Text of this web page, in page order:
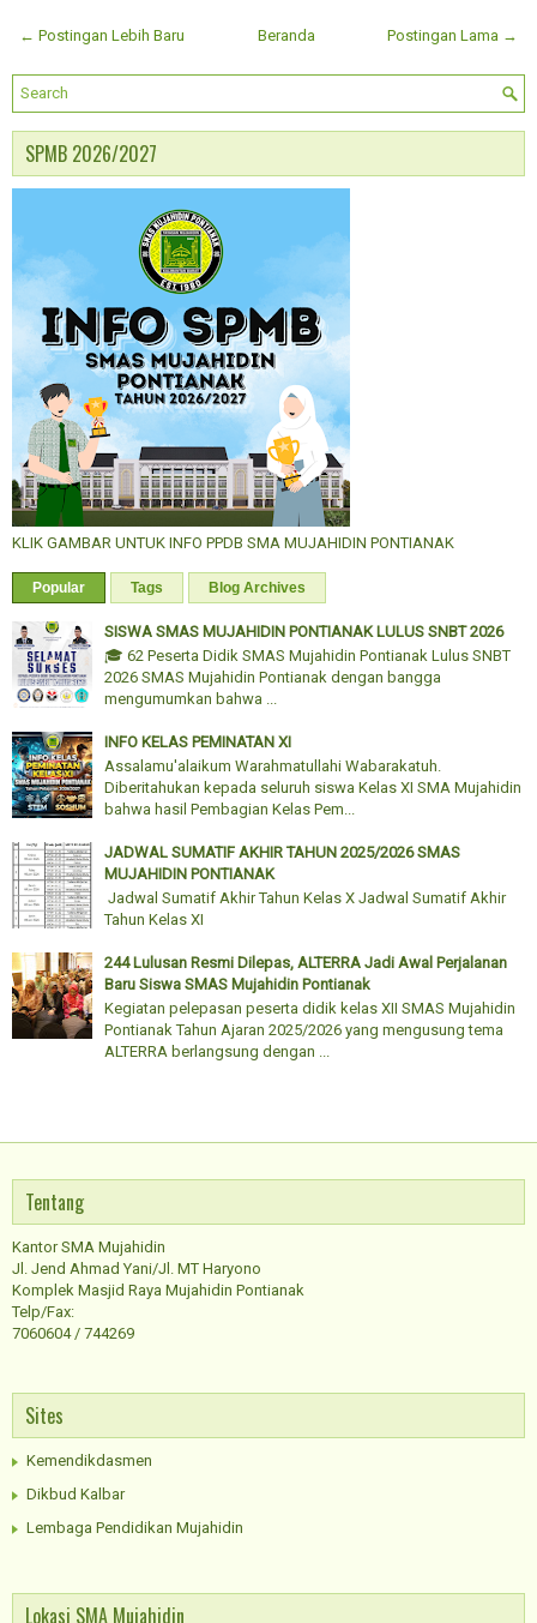
← Postingan Lebih Baru Postingan Lama →
Beranda
SPMB 2026/2027
KLIK GAMBAR UNTUK INFO PPDB SMA MUJAHIDIN PONTIANAK
Popular Tags Blog Archives
SISWA SMAS MUJAHIDIN PONTIANAK LULUS SNBT 2026
🎓 62 Peserta Didik SMAS Mujahidin Pontianak Lulus SNBT
2026 SMAS Mujahidin Pontianak dengan bangga
mengumumkan bahwa ...
INFO KELAS PEMINATAN XI
Assalamu'alaikum Warahmatullahi Wabarakatuh.
Diberitahukan kepada seluruh siswa Kelas XI SMA Mujahidin
bahwa hasil Pembagian Kelas Pem...
JADWAL SUMATIF AKHIR TAHUN 2025/2026 SMAS
MUJAHIDIN PONTIANAK
Jadwal Sumatif Akhir Tahun Kelas X Jadwal Sumatif Akhir
Tahun Kelas XI
244 Lulusan Resmi Dilepas, ALTERRA Jadi Awal Perjalanan
Baru Siswa SMAS Mujahidin Pontianak
Kegiatan pelepasan peserta didik kelas XII SMAS Mujahidin
Pontianak Tahun Ajaran 2025/2026 yang mengusung tema
ALTERRA berlangsung dengan ...
Tentang
Kantor SMA Mujahidin
Jl. Jend Ahmad Yani/Jl. MT Haryono
Komplek Masjid Raya Mujahidin Pontianak
Telp/Fax:
7060604 / 744269
Sites
Kemendikdasmen
Dikbud Kalbar
Lembaga Pendidikan Mujahidin
Lokasi SMA Mujahidin